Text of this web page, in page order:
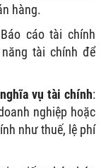
hàng.
cáo tài chính
tài chính để
vụ tài chính:
nghiệp hoặc
như thuế, lệ phí